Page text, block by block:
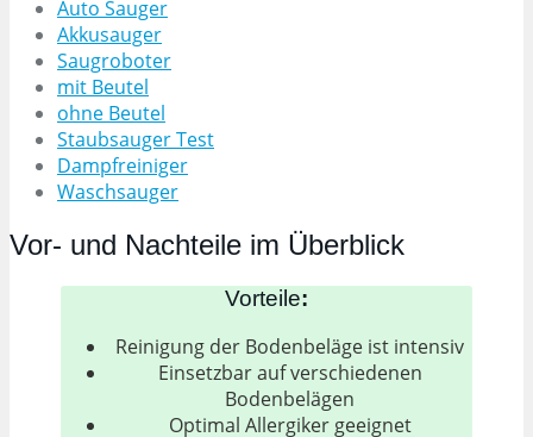
Auto Sauger
Akkusauger
Saugroboter
mit Beutel
ohne Beutel
StaubsaugerTest
Dampfreiniger
Waschsauger
Vor- und Nachteile im Überblick
Vorteile:
Reinigung der Bodenbeläge ist intensiv
Einsetzbar auf verschiedenen
Bodenbelägen
Optimal Allergiker geeignet